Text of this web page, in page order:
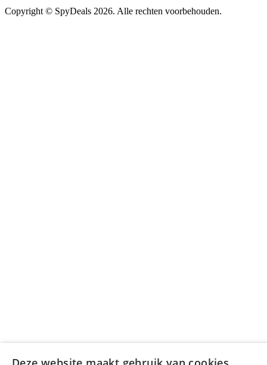
Copyright © SpyDeals 2026. Alle rechten voorbehouden.